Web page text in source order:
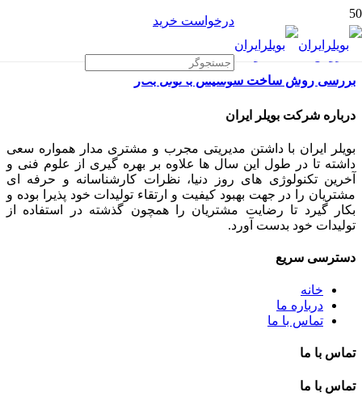
درخواست خرید
بررسی روش ساخت سوسیس با تونل بخار
درباره شرکت بویلر ایران
بویلر ایران با داشتن مدیریتی مجرب و مشتری مدار همواره سعی
داشته تا در طول این سال ها علاوه بر بهره گیری از علوم فنی و
آخرین تکنولوژی های روز دنیا، نظرات کارشناسانه و حرفه ای
مشتریان را در جهت بهبود کیفیت و ارتقاء تولیدات خود پذیرا بوده و
بکار گیرد تا رضایت مشتریان را همچون گذشته در استفاده از
تولیدات خود بدست آورد.
دسترسی سریع
خانه
درباره ما
تماس با ما
تماس با ما
تماس با ما